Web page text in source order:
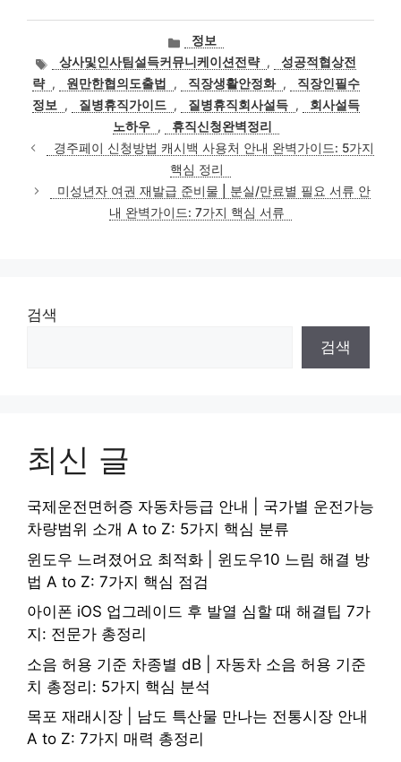
카
테
고
리
정보
태상사및인사팀설득커뮤니케이션전략 ,
성공적협상전
략 , 원만한협의도출법 , 직장생활안정화 ,
직장인필수
정보
, 질병휴직가이드 , 질병휴직회사설득 ,
회사설득
노하우 ,
휴직신청완벽정리
경주페이 신청방법 캐시백 사용처 안내 완벽가이드: 5가지
핵심 정리
미성년자 여권 재발급 준비물 | 분실/만료별 필요 서류 안
내 완벽가이드: 7가지 핵심 서류
검색
검색
최신 글
국제운전면허증 자동차등급 안내 | 국가별 운전가능
차량범위 소개 A to Z: 5가지 핵심 분류
윈도우 느려졌어요 최적화 | 윈도우10 느림 해결 방
법 A to Z: 7가지 핵심 점검
아이폰 iOS 업그레이드 후 발열 심할 때 해결팁 7가
지: 전문가 총정리
소음 허용 기준 차종별 dB | 자동차 소음 허용 기준
치 총정리: 5가지 핵심 분석
목포 재래시장 | 남도 특산물 만나는 전통시장 안내
A to Z: 7가지 매력 총정리